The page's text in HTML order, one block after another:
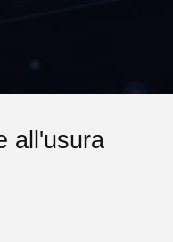
all'usura